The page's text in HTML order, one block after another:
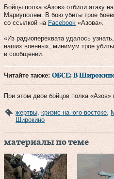
Бойцы полка «Азов» отбили атаку
Мариуполем. В бою убиты трое
со ссылкой на Facebook «Азова».
«Из радиоперехвата удалось
наших военных, минимум трое
в сообщении.
Читайте также: ОБСЕ: В
При этом двое бойцов полка «Азов»
жертвы кризис на юго-востоке
Широкино
материалы по теме